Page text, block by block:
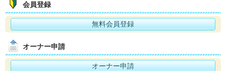
会員登録
無料会員登録
オーナー申請
オーナー申請